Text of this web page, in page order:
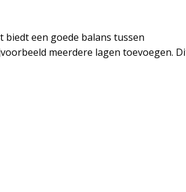
biedt een goede balans tussen
meerdere lagen toevoegen.